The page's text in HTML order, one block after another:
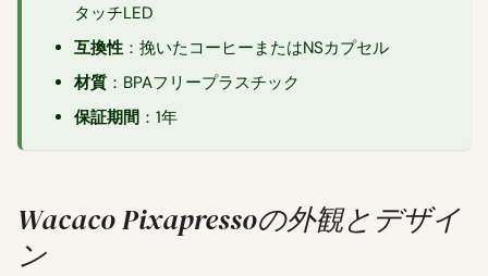
タッチLED
互換性 ：挽いたコーヒーまたはNSカプセル
材質 ：BPAフリープラスチック
保証期間 ：1年
Wacaco Pixapressoの外観とデザイ
ン